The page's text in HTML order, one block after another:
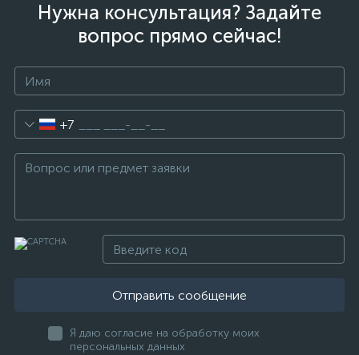
Нужна консультация? Задайте
вопрос прямо сейчас!
+7
Отправить сообщение
Я даю согласие на обработку моих
персональных данных